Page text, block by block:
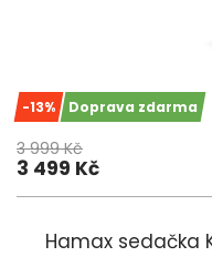
-13% Doprava zdarma
3 999 Kč
3 499 Kč
Hamax sedačka